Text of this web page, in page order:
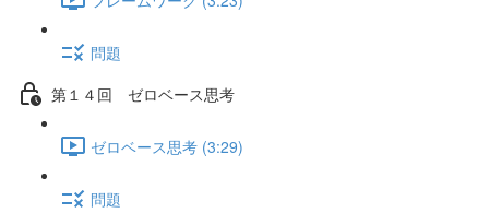
問題
第１４回 ゼロベース思考
ゼロベース思考 (3:29)
問題